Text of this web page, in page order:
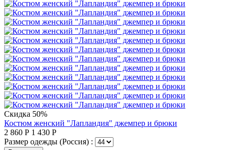
Скидка 50%
Костюм женский "Лапландия" джемпер и брюки
2 860 Р 1 430 Р
Размер одежды (Россия) :